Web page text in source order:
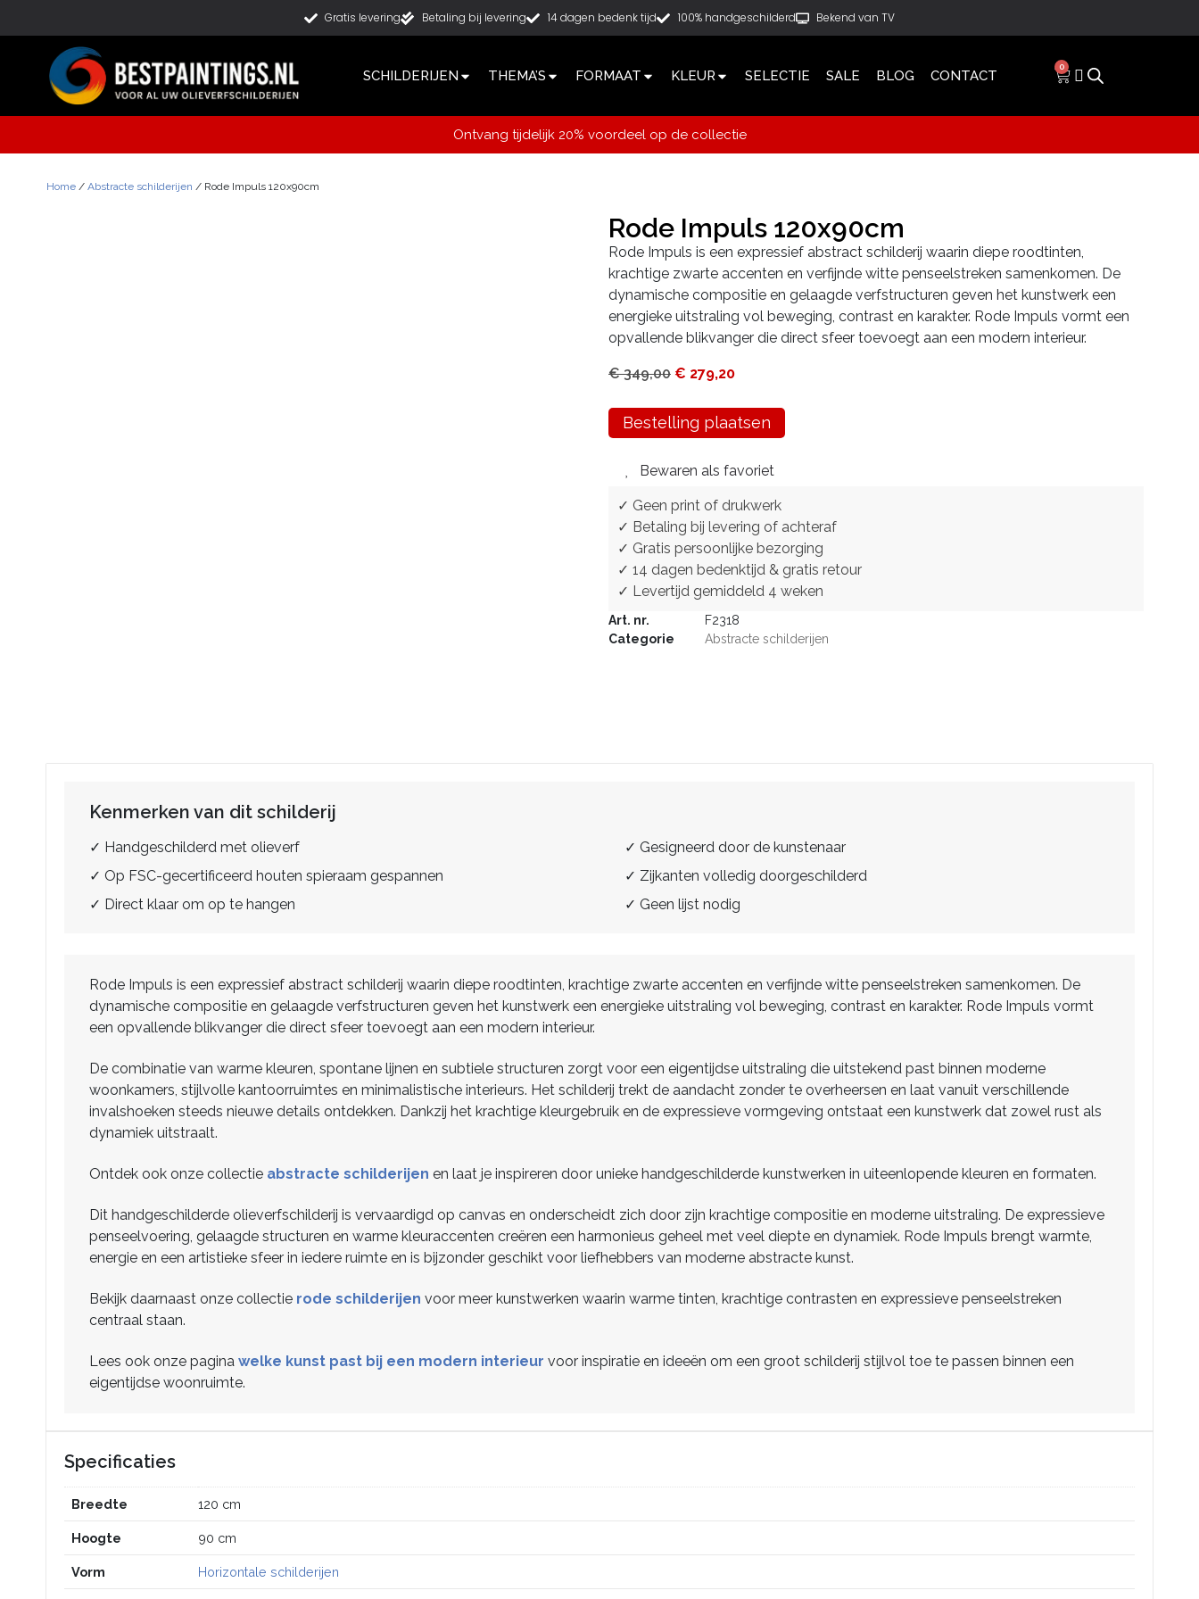
Gratis levering Betaling bij levering 14 dagen bedenk tijd 100% handgeschilderd Bekend van TV
SCHILDERIJEN THEMA’S FORMAAT KLEUR SELECTIE SALE BLOG CONTACT
0
Ontvang tijdelijk 20% voordeel op de collectie
Home / Abstracte schilderijen / Rode Impuls 120x90cm
Rode Impuls 120x90cm
Rode Impuls is een expressief abstract schilderij waarin diepe roodtinten,
krachtige zwarte accenten en verfijnde witte penseelstreken samenkomen. De
dynamische compositie en gelaagde verfstructuren geven het kunstwerk een
energieke uitstraling vol beweging, contrast en karakter. Rode Impuls vormt een
opvallende blikvanger die direct sfeer toevoegt aan een modern interieur.
€349,00 € 279,20
Bestelling plaatsen
Bewaren als favoriet
✓ Geen print of drukwerk
✓ Betaling bij levering of achteraf
✓ Gratis persoonlijke bezorging
✓ 14 dagen bedenktijd & gratis retour
✓ Levertijd gemiddeld 4 weken
Art. nr.
F2318
Categorie
Abstracte schilderijen
Kenmerken van dit schilderij
✓ Handgeschilderd met olieverf
✓ Gesigneerd door de kunstenaar
✓ Op FSC-gecertificeerd houten spieraam gespannen
✓ Zijkanten volledig doorgeschilderd
✓ Direct klaar om op te hangen
✓ Geen lijst nodig
Rode Impuls is een expressief abstract schilderij waarin diepe roodtinten, krachtige zwarte accenten en verfijnde witte penseelstreken samenkomen. De
dynamische compositie en gelaagde verfstructuren geven het kunstwerk een energieke uitstraling vol beweging, contrast en karakter. Rode Impuls vormt
een opvallende blikvanger die direct sfeer toevoegt aan een modern interieur.
De combinatie van warme kleuren, spontane lijnen en subtiele structuren zorgt voor een eigentijdse uitstraling die uitstekend past binnen moderne
woonkamers, stijlvolle kantoorruimtes en minimalistische interieurs. Het schilderij trekt de aandacht zonder te overheersen en laat vanuit verschillende
invalshoeken steeds nieuwe details ontdekken. Dankzij het krachtige kleurgebruik en de expressieve vormgeving ontstaat een kunstwerk dat zowel rust als
dynamiek uitstraalt.
Ontdek ook onze collectie abstracte schilderijen en laat je inspireren door unieke handgeschilderde kunstwerken in uiteenlopende kleuren en formaten.
Dit handgeschilderde olieverfschilderij is vervaardigd op canvas en onderscheidt zich door zijn krachtige compositie en moderne uitstraling. De expressieve
penseelvoering, gelaagde structuren en warme kleuraccenten creëren een harmonieus geheel met veel diepte en dynamiek. Rode Impuls brengt warmte,
energie en een artistieke sfeer in iedere ruimte en is bijzonder geschikt voor liefhebbers van moderne abstracte kunst.
Bekijk daarnaast onze collectie rode schilderijen voor meer kunstwerken waarin warme tinten, krachtige contrasten en expressieve penseelstreken
centraal staan.
Lees ook onze pagina welke kunst past bij een modern interieur voor inspiratie en ideeën om een groot schilderij stijlvol toe te passen binnen een
eigentijdse woonruimte.
Specificaties
Breedte 120 cm
Hoogte 90 cm
Vorm Horizontale schilderijen